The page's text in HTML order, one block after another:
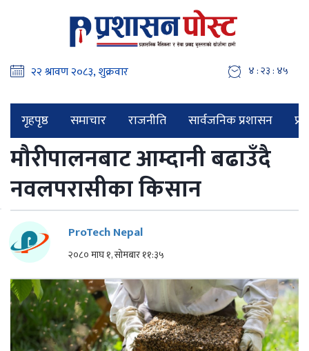
४ : २३ : ४६
गृहपृष्ठ समाचार राजनीति सार्वजनिक प्रशासन
मौरीपालनबाट आम्दानी बढाउँदै
नवलपरासीका किसान
ProTech Nepal
२०८० माघ १, सोमबार ११:३५